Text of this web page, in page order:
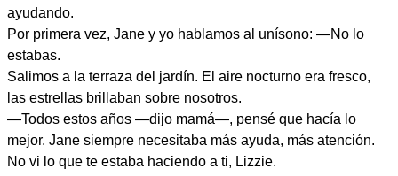
ayudando.
Por primera vez, Jane y yo hablamos al unísono: —No lo
estabas.
Salimos a la terraza del jardín. El aire nocturno era fresco,
las estrellas brillaban sobre nosotros.
—Todos estos años —dijo mamá—, pensé que hacía lo
mejor. Jane siempre necesitaba más ayuda, más atención.
No vi lo que te estaba haciendo a ti, Lizzie.